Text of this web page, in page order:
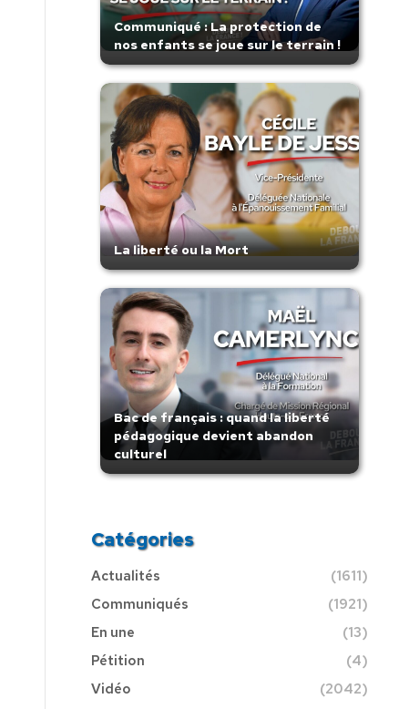
Communiqué : La protection de
nos enfants se joue sur le terrain !
La liberté ou la Mort
Bac de français : quand la liberté
pédagogique devient abandon
culturel
Catégories
Actualités
(1611)
Communiqués
(1921)
En une
(13)
Pétition
(4)
Vidéo
(2042)